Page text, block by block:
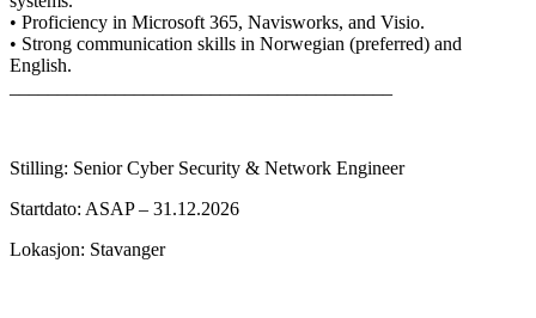
• Proficiency in Microsoft 365, Navisworks, and Visio.
• Strong communication skills in Norwegian (preferred) and
English.
Stilling: Senior Cyber Security & Network Engineer
Startdato: ASAP – 31.12.2026
Lokasjon: Stavanger